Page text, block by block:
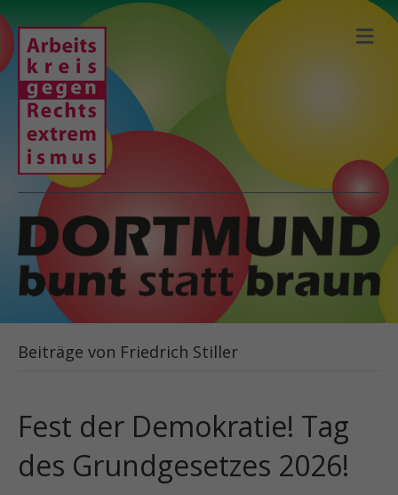
N
A
O
N
Beiträge von Friedrich Stiller
Fest der Demokratie! Tag
des Grundgesetzes 2026!